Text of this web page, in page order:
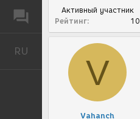
ФОРУМ
RU Русский
Активный участник
Рейтинг
10
V
Vahanch